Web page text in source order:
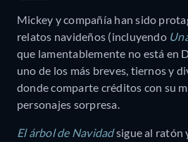
Mickey y compañía han sido
relatos navideños (incluyendo
que lamentablemente no está en
uno de los más breves, tiernos y
donde comparte créditos con su
personajes sorpresa.
El árbol de Navidadsigue al ratón